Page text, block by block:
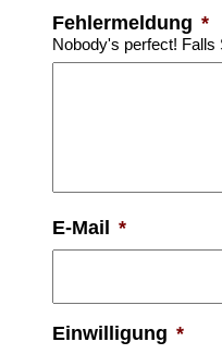
Fehlermeldung *
Nobody's perfect! Falls
E-Mail *
Einwilligung *